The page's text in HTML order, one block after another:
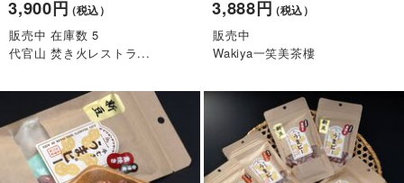
3,900円（税込）
販売中 在庫数 5
代官山 焚き火レストラ...
3,888円（税込）
販売中
Wakiya一笑美茶樓